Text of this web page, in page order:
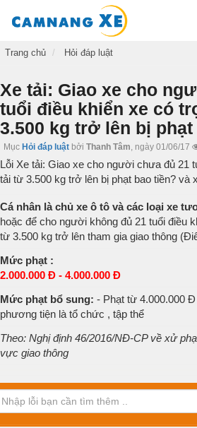
Trang chủ Hỏi đáp luật
Xe tải: Giao xe cho
tuổi điều khiển xe có
3.500 kg trở lên bị
Mục Hỏi đáp luật bởi Thanh Tâm, ngày 01/06/17
Lỗi Xe tải: Giao xe cho người chưa đủ 21
tải từ 3.500 kg trở lên bị phạt bao tiền? và
Cá nhân là chủ xe ô tô và các loại xe
hoặc để cho người không đủ 21 tuổi điều
từ 3.500 kg trở lên tham gia giao thông
Mức phạt :
2.000.000 Đ - 4.000.000 Đ
Mức phạt bổ sung: - Phạt từ 4.000.000
phương tiện là tổ chức , tập thể
Theo: Nghị định 46/2016/NĐ-CP về xử
vực giao thông